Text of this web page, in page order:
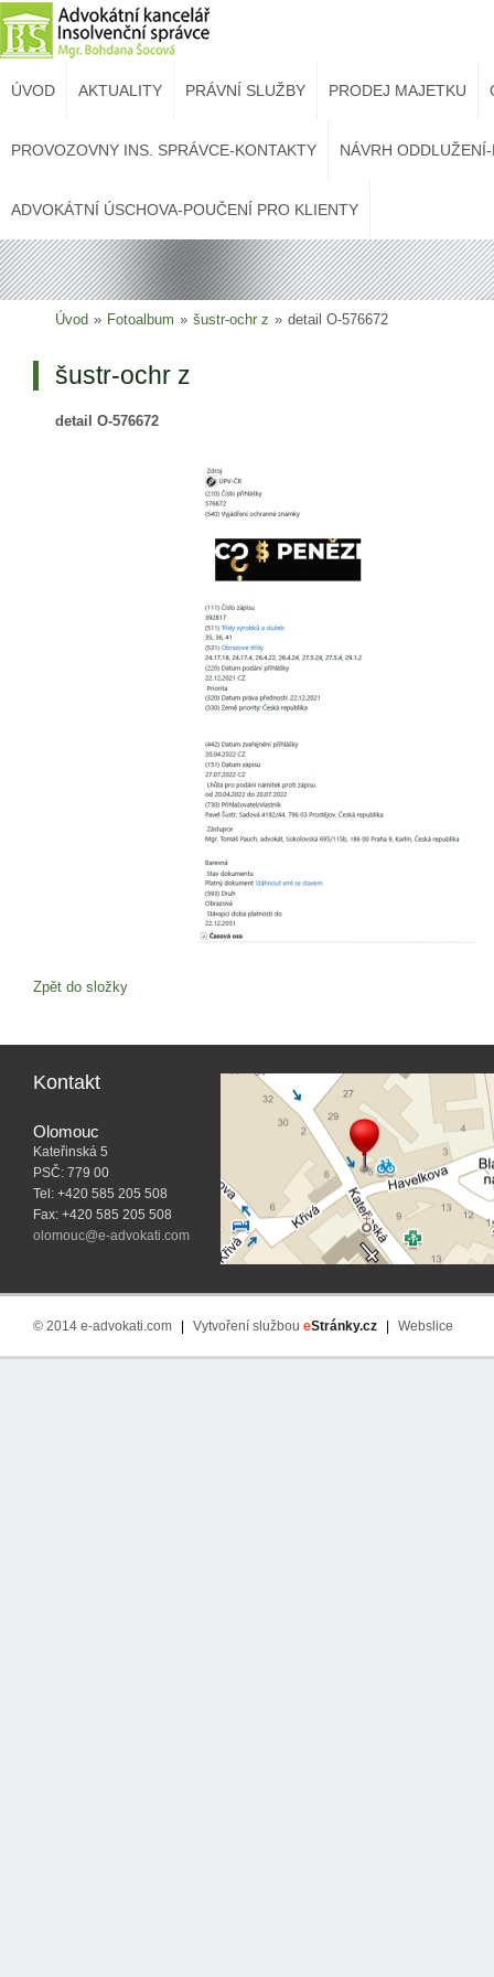
ÚVOD AKTUALITY PRÁVNÍ SLUŽBY PRODEJ MAJETKU
PROVOZOVNY INS. SPRÁVCE-KONTAKTY NÁVRH
ADVOKÁTNÍ ÚSCHOVA-POUČENÍ PRO KLIENTY
Úvod » Fotoalbum » šustr-ochr z » detail O-576672
šustr-ochr z
detail O-576672
Zpět do složky
Kontakt
Olomouc
Kateřinská 5
PSČ: 779 00
Tel: +420 585 205 508
Fax: +420 585 205 508
olomouc@e-advokati.com
© 2014 e-advokati.com Vytvoření službou eStránky.cz Webslice